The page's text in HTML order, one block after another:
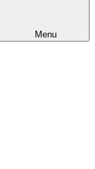
Menu